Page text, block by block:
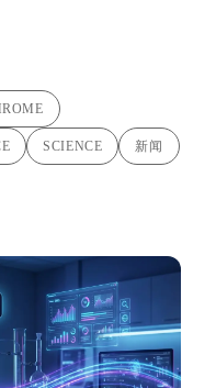
SCIENCE 新闻